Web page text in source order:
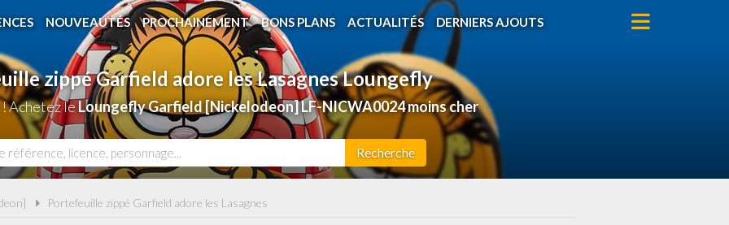
NOUVEAUTÉS PROCHAINEMENT BONS PLANS ACTUALITÉS DERNIERS AJOUTS
zippé Garfield adore les Lasagnes Loungefly
Achetez leLoungefly Garfield [Nickelodeon] LF-NICWA0024 moins cher
Recherche
Portefeuille zippé Garfield adore les Lasagnes